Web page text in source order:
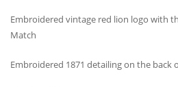
Embroidered vintage red lion logo with
Match
Embroidered 1871 detailing on the back